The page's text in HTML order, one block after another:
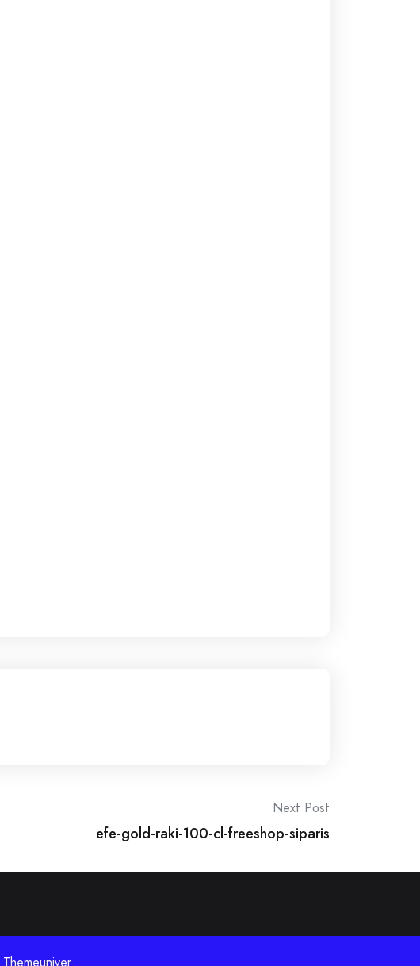
Next Post
efe-gold-raki-100-cl-freeshop-siparis
Themeuniver